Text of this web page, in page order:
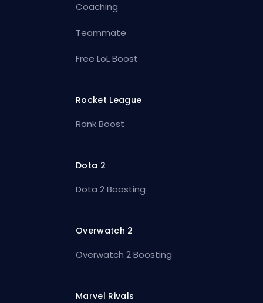
Coaching
Teammate
Free LoL Boost
Rocket League
Rank Boost
Dota 2
Dota 2 Boosting
Overwatch 2
Overwatch 2 Boosting
Marvel Rivals